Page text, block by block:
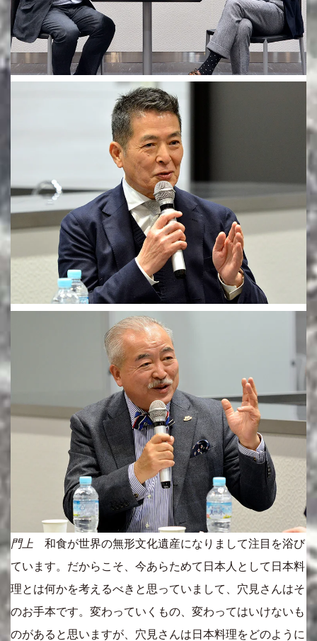
門上 和食が世界の無形文化遺産になりまして注目を浴び
ています。だからこそ、今あらためて日本人として日本料
理とは何かを考えるべきと思っていまして、穴見さんはそ
のお手本です。変わっていくもの、変わってはいけないも
のがあると思いますが、穴見さんは日本料理をどのように